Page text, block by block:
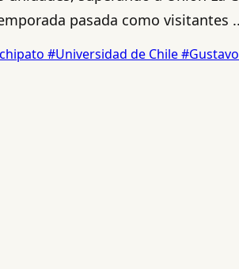
pasada como visitantes
#Universidad de Chile